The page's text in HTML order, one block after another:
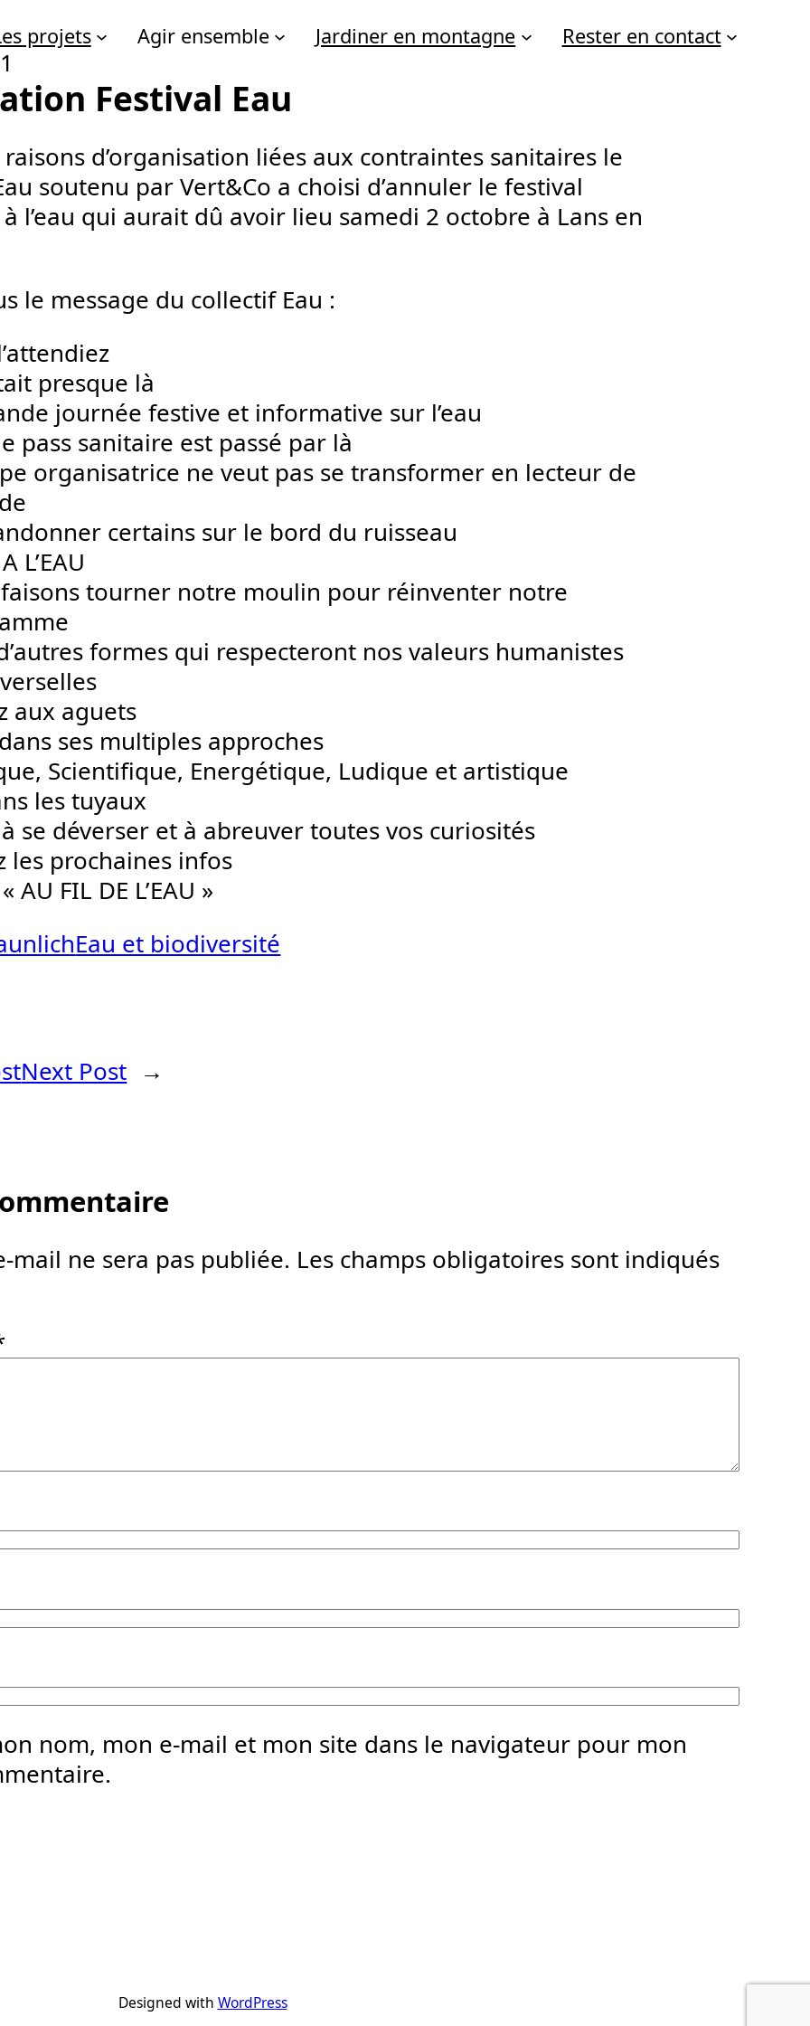
projets Agir ensemble Jardiner en montagne Rester en contact
Festival Eau
d’organisation liées aux contraintes sanitaires le
soutenu par Vert&Co a choisi d’annuler le festival
l’eau qui aurait dû avoir lieu samedi 2 octobre à Lans en
le message du collectif Eau :
presque là
journée festive et informative sur l’eau
pass sanitaire est passé par là
organisatrice ne veut pas se transformer en lecteur de
certains sur le bord du ruisseau
L’EAU
tourner notre moulin pour réinventer notre
formes qui respecteront nos valeurs humanistes
aux aguets
dans ses multiples approches
Scientifique, Energétique, Ludique et artistique
les tuyaux
se déverser et à abreuver toutes vos curiosités
les prochaines infos
AU FIL DE L’EAU »
Eau et biodiversité
Next Post →
mail ne sera pas publiée. Les champs obligatoires sont indiqués
nom, mon e-mail et mon site dans le navigateur pour mon
Designed with WordPress